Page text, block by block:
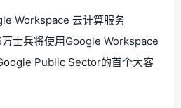
Workspace 云计算服务
士兵将使用Google Workspace
Public Sector的首个大客